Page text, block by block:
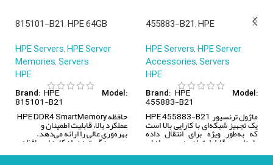
455883-B21, HPE
SR/BladeSystem/Transceiv
er
HPE Servers,HPE Server
Accessories,Servers
HPE
Brand: HPE Model:
455883-B21
ماژول ترنسیور HPE 455883-B21
یک تجهیز شبکه‌ای با کارایی بالا است
که به‌طور ویژه برای انتقال داده
پایدار و قابل‌اعتماد در محیط‌های
سازمانی (Enterprise) طراحی شده
است. این ترنسیور از برندHewlett
815101-B21, HPE 64GB
2666V/4Rx4/Smart Kit
HPE Servers,HPE Server
Memories,Servers
HPE
Brand: HPE Model:
815101-B21
حافظه HPE DDR4 SmartMemory
عملکرد بالا، قابلیت اطمینان و
بهره‌وری عالی را ارائه می‌دهد.
مجموعه گسترده راهکارهای حافظه
سروری، سازگاری، ظرفیت و پهنای
باند موردنیاز شما را فراهم می‌کند تا